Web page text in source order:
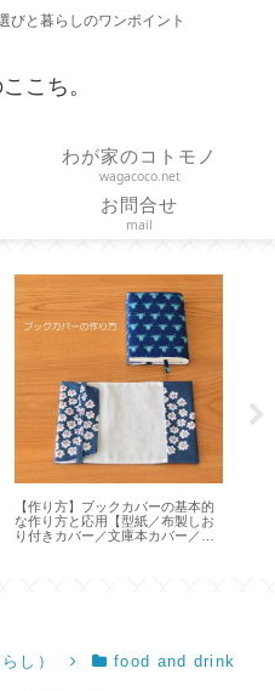
びと暮らしのワンポイント
こち。
わが家のコトモノ
wagacoco.net
お問合せ
mail
【作り方】ブックカバーの基本的
な作り方と応用【型紙／布製しお
り付きカバー／文庫本カバー／ハ
し） food and drink